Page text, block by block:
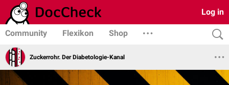
Log in
Community Flexikon Shop
Zuckerrohr. Der Diabetologie-Kanal